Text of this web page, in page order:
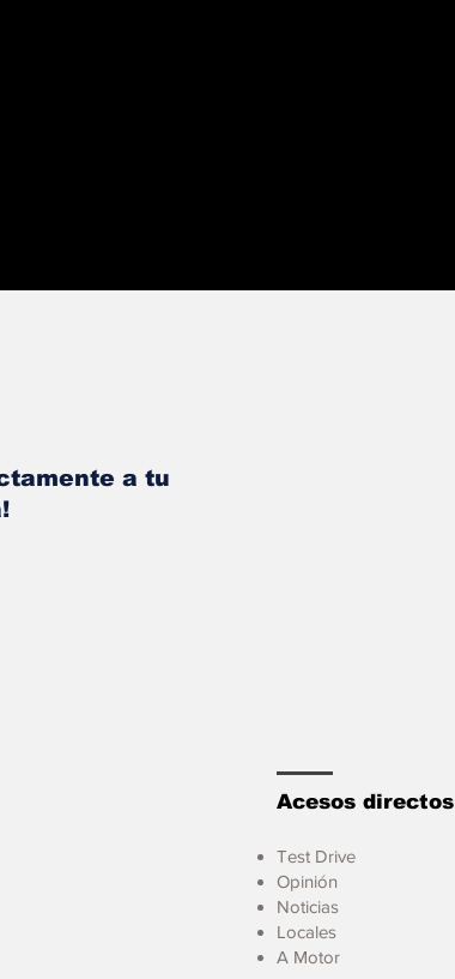
a tu
Acesos directos
Test Drive
Opinión
Noticias
Locales
A Motor